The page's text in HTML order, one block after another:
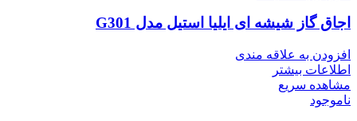
اجاق گاز شیشه ای ایلیا استیل مدل G301
افزودن به علاقه مندی
اطلاعات بیشتر
مشاهده سریع
ناموجود